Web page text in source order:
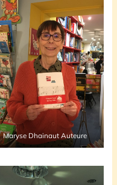
Maryse Dhainaut Auteure